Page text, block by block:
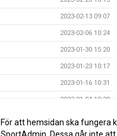
2023-02-13 09:07
2023-02-06 10:24
2023-01-30 15:20
2023-01-23 10:17
2023-01-16 10:31
2023-01-04 10:20
2022-12-05 13:57
För att hemsidan ska fungera